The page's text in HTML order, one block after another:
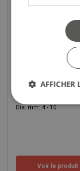
Câble acier DIN 3060
CMU: 0.21 - 1.06
Dia. mm: 4 - 10
Voir le produit
AFFICHER